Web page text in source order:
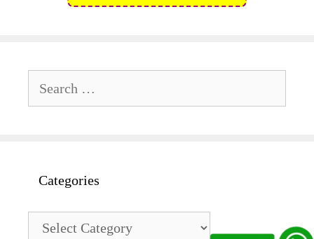
for:
Categories
Categories